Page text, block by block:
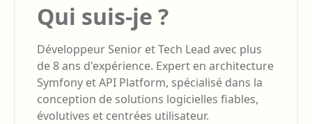
Qui suis-je ?
Développeur Senior et Tech Lead avec plus
de 8 ans d'expérience. Expert en architecture
Symfony et API Platform, spécialisé dans la
conception de solutions logicielles fiables,
évolutives et centrées utilisateur.